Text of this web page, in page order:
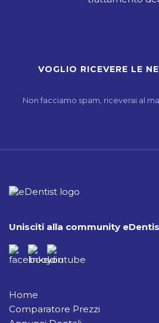
Non facciamo spam, riceverai al
Unisciti alla community
Home
Comparatore Prezzi